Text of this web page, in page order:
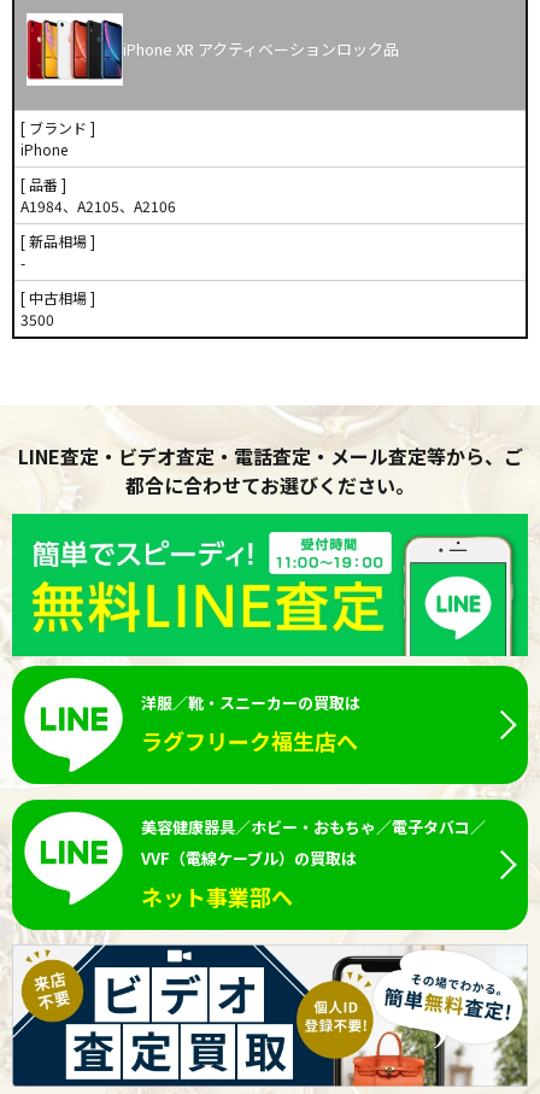
iPhone XR アクティベーションロック品
[ ブランド ]
iPhone
[ 品番 ]
A1984、A2105、A2106
[ 新品相場 ]
-
[ 中古相場 ]
3500
LINE査定・ビデオ査定・電話査定・メール査定等から、ご
都合に合わせてお選びください。
洋服／靴・スニーカーの買取は
ラグフリーク福生店へ
美容健康器具／ホビー・おもちゃ／電子タバコ／
VVF（電線ケーブル）の買取は
ネット事業部へ